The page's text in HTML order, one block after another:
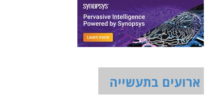
ארועים בתעשייה